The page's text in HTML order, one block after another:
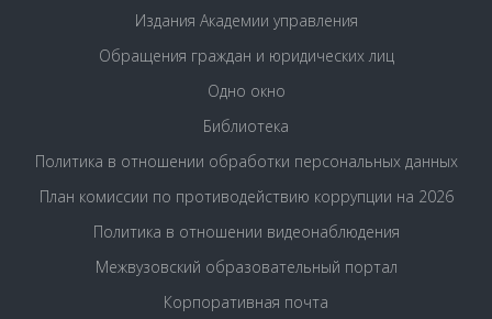
Издания Академии управления
Обращения граждан и юридических лиц
Одно окно
Библиотека
Политика в отношении обработки персональных данных
План комиссии по противодействию коррупции на 2026
Политика в отношении видеонаблюдения
Межвузовский образовательный портал
Корпоративная почта